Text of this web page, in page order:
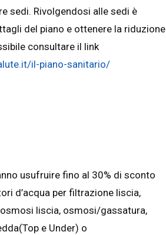
sedi. Rivolgendosi alle sedi è
del piano e ottenere la riduzione
consultare il link
il-piano-sanitario/
usufruire fino al 30% di sconto
d’acqua per filtrazione liscia,
liscia, osmosi/gassatura,
e Under) o